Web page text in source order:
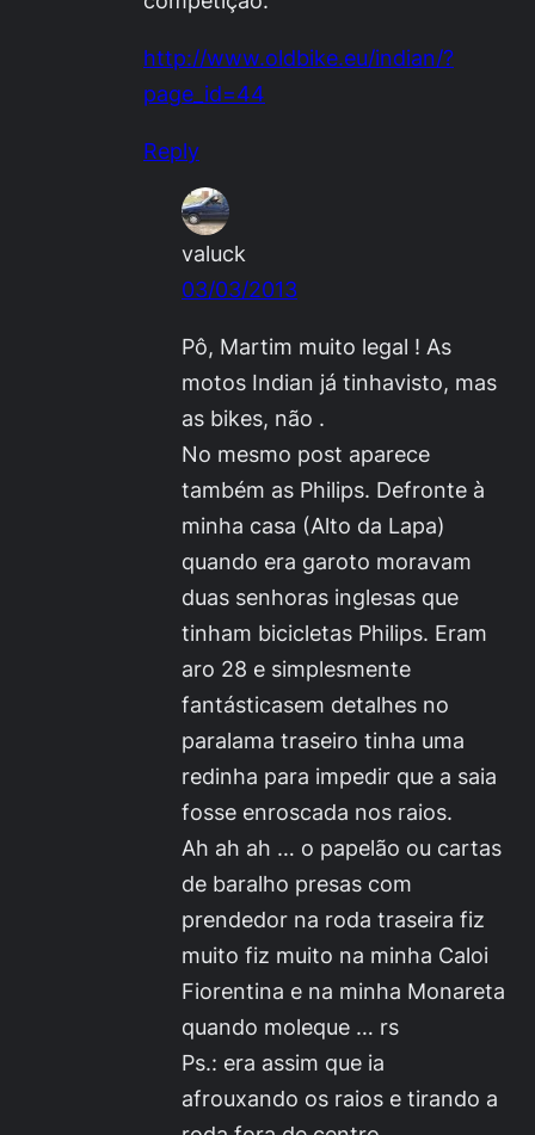
http://www.oldbike.eu/indian/?
page_id=44
Reply
valuck
03/03/2013
Pô, Martim muito legal ! As
motos Indian já tinhavisto, mas
as bikes, não .
No mesmo post aparece
também as Philips. Defronte à
minha casa (Alto da Lapa)
quando era garoto moravam
duas senhoras inglesas que
tinham bicicletas Philips. Eram
aro 28 e simplesmente
fantásticasem detalhes no
paralama traseiro tinha uma
redinha para impedir que a saia
fosse enroscada nos raios.
Ah ah ah … o papelão ou cartas
de baralho presas com
prendedor na roda traseira fiz
muito fiz muito na minha Caloi
Fiorentina e na minha Monareta
quando moleque … rs
Ps.: era assim que ia
afrouxando os raios e tirando a